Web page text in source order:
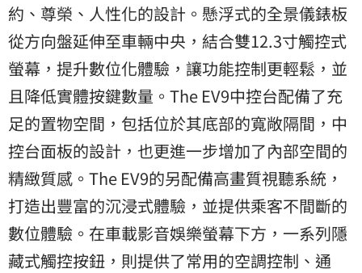
約、尊榮、人性化的設計。懸浮式的全景儀錶板
從方向盤延伸至車輛中央，結合雙12.3寸觸控式
螢幕，提升數位化體驗，讓功能控制更輕鬆，並
且降低實體按鍵數量。The EV9中控台配備了充
足的置物空間，包括位於其底部的寬敞隔間，中
控台面板的設計，也更進一步增加了內部空間的
精緻質感。The EV9的另配備高畫質視聽系統，
打造出豐富的沉浸式體驗，並提供乘客不間斷的
數位體驗。在車載影音娛樂螢幕下方，一系列隱
藏式觸控按鈕，則提供了常用的空調控制、通